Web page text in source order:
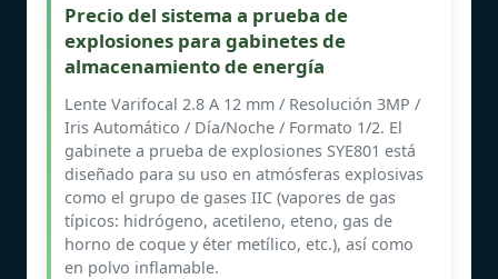
Precio del sistema a prueba de
explosiones para gabinetes de
almacenamiento de energía
Lente Varifocal 2.8 A 12 mm / Resolución 3MP /
Iris Automático / Día/Noche / Formato 1/2. El
gabinete a prueba de explosiones SYE801 está
diseñado para su uso en atmósferas explosivas
como el grupo de gases IIC (vapores de gas
típicos: hidrógeno, acetileno, eteno, gas de
horno de coque y éter metílico, etc.), así como
en polvo inflamable.